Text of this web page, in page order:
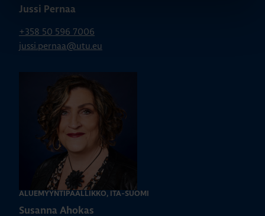
Jussi Pernaa
+358 50 596 7006
jussi.pernaa@utu.eu
ALUEMYYNTIPÄÄLLIKKÖ, ITÄ-SUOMI
Susanna Ahokas